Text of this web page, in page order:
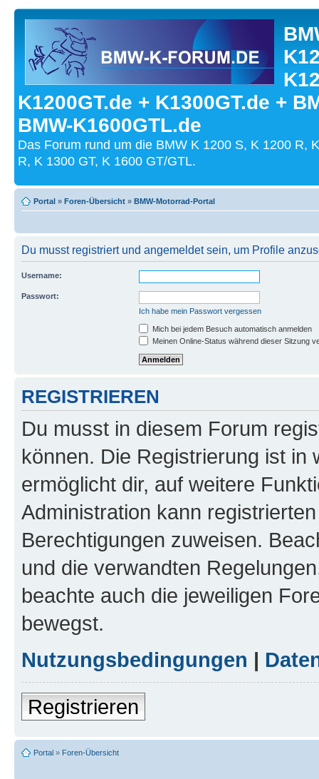
K1200GT.de + K1300GT.de +
BMW-K1600GTL.de
Das Forum rund um die BMW K 1200 S, K 1200 R,
R, K 1300 GT, K 1600 GT/GTL.
Portal » Foren-Übersicht » BMW-Motorrad-Portal
Du musst registriert und angemeldet sein, um Profile
Username:
Passwort:
Ich habe mein Passwort vergessen
Mich bei jedem Besuch automatisch anmelden
Meinen Online-Status während dieser Sitzung
REGISTRIEREN
Du musst in diesem Forum
können. Die Registrierung ist in
ermöglicht dir, auf weitere
Administration kann
Berechtigungen zuweisen.
und die verwandten
beachte auch die jeweiligen
bewegst.
Nutzungsbedingungen |
Registrieren
Portal » Foren-Übersicht